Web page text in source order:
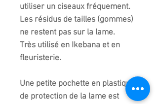
utiliser un ciseaux fréquement.
Les résidus de tailles (gommes)
ne restent pas sur la lame.
Très utilisé en Ikebana et en
fleuristerie.
Une petite pochette en plastique
de protection de la lame est